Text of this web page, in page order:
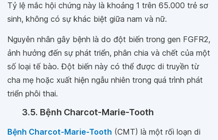
Tỷ lệ mắc hội chứng này là khoảng 1 trên 65.000 trẻ sơ
sinh, không có sự khác biệt giữa nam và nữ.
Nguyên nhân gây bệnh là do đột biến trong gen FGFR2,
ảnh hưởng đến sự phát triển, phân chia và chết của một
số loại tế bào. Đột biến này có thể được di truyền từ
cha mẹ hoặc xuất hiện ngẫu nhiên trong quá trình phát
triển phôi thai.
3.5. Bệnh Charcot-Marie-Tooth
Bệnh Charcot-Marie-Tooth (CMT) là một rối loạn di